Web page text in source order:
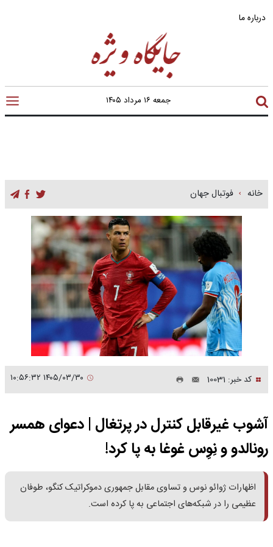
درباره ما
جمعه ۱۶ مرداد ۱۴۰۵
خانه فوتبال جهان
کد خبر: 10031
آشوب غیرقابل کنترل در پرتغال | دعوای همسر
رونالدو و نِوِس غوغا به پا کرد!
اظهارات ژوائو نوس و تساوی مقابل جمهوری دموکراتیک کنگو، طوفان
عظیمی را در شبکه‌های اجتماعی به پا کرده است.